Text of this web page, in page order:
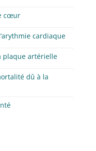
cœur
cardiaque
plaque artérielle
dû à la